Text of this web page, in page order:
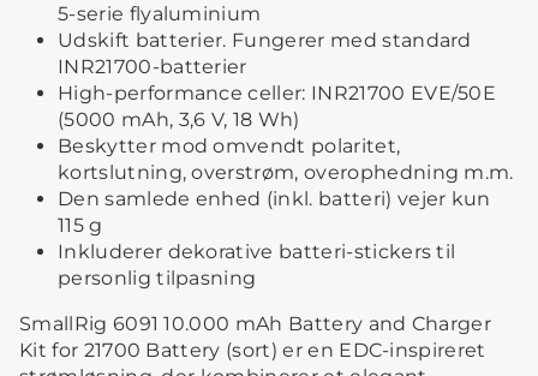
5-serie flyaluminium
Udskift batterier. Fungerer med standard
INR21700-batterier
High-performance celler: INR21700 EVE/50E
(5000 mAh, 3,6 V, 18 Wh)
Beskytter mod omvendt polaritet,
kortslutning, overstrøm, overophedning m.m.
Den samlede enhed (inkl. batteri) vejer kun
115 g
Inkluderer dekorative batteri-stickers til
personlig tilpasning
SmallRig 6091 10.000 mAh Battery and Charger
Kit for 21700 Battery (sort) er en EDC-inspireret